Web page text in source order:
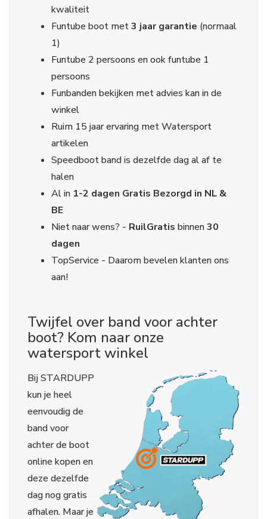
kwaliteit
Funtube boot met3 jaar garantie (normaal
1)
Funtube 2 persoons en ook funtube 1
persoons
Funbanden bekijken met advies kan in de
winkel
Ruim 15 jaar ervaring met Watersport
artikelen
Speedboot band is dezelfde dag al af te
halen
Al in 1-2 dagen Gratis Bezorgd in NL &
BE
Niet naar wens? - RuilGratis binnen30
dagen
TopService - Daarom bevelen klanten ons
aan!
Twijfel over band voor achter
boot? Kom naar onze
watersport winkel
Bij STARDUPP
kun je heel
eenvoudig de
band voor
achter de boot
online kopen en
deze dezelfde
dag nog gratis
afhalen. Maar je